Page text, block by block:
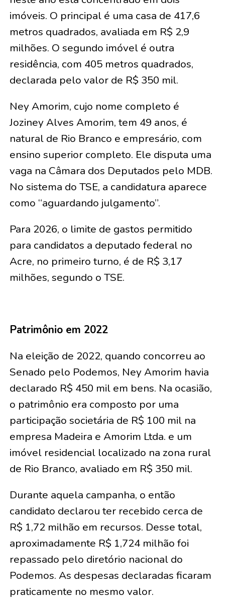
imóveis. O principal é uma casa de 417,6
metros quadrados, avaliada em R$ 2,9
milhões. O segundo imóvel é outra
residência, com 405 metros quadrados,
declarada pelo valor de R$ 350 mil.
Ney Amorim, cujo nome completo é
Joziney Alves Amorim, tem 49 anos, é
natural de Rio Branco e empresário, com
ensino superior completo. Ele disputa uma
vaga na Câmara dos Deputados pelo MDB.
No sistema do TSE, a candidatura aparece
como “aguardando julgamento”.
Para 2026, o limite de gastos permitido
para candidatos a deputado federal no
Acre, no primeiro turno, é de R$ 3,17
milhões, segundo o TSE.
Patrimônio em 2022
Na eleição de 2022, quando concorreu ao
Senado pelo Podemos, Ney Amorim havia
declarado R$ 450 mil em bens. Na ocasião,
o patrimônio era composto por uma
participação societária de R$ 100 mil na
empresa Madeira e Amorim Ltda. e um
imóvel residencial localizado na zona rural
de Rio Branco, avaliado em R$ 350 mil.
Durante aquela campanha, o então
candidato declarou ter recebido cerca de
R$ 1,72 milhão em recursos. Desse total,
aproximadamente R$ 1,724 milhão foi
repassado pelo diretório nacional do
Podemos. As despesas declaradas ficaram
praticamente no mesmo valor.